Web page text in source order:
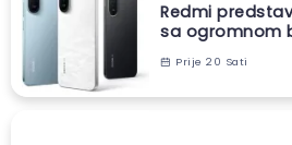
Redmi
sa ogromnom
Prije 20 Sati